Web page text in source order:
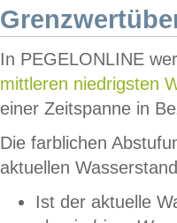
In PEGELONLINE
mittleren niedrigsten
einer Zeitspanne in
Die farblichen
aktuellen
Ist der aktuelle